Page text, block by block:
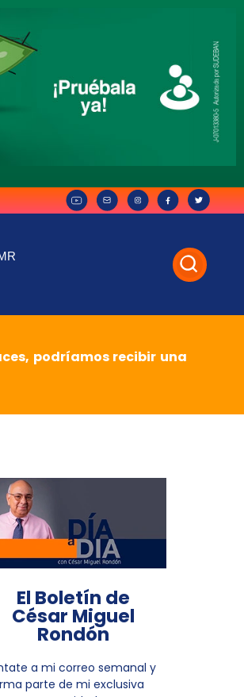
podríamos recibir una
El Boletín de
César Miguel
Rondón
a mi correo semanal y
parte de mi exclusiva